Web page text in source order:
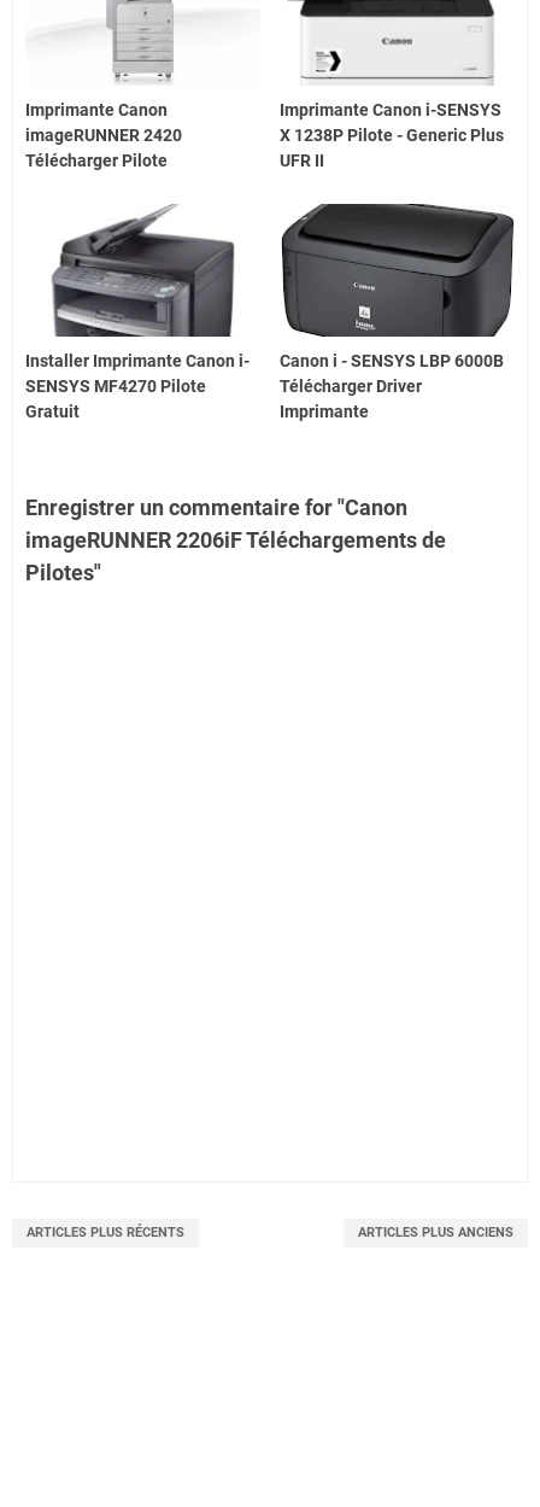
Imprimante Canon
imageRUNNER 2420
Télécharger Pilote
Imprimante Canon i-SENSYS
X 1238P Pilote - Generic Plus
UFR II
Installer Imprimante Canon i-
SENSYS MF4270 Pilote
Gratuit
Canon i - SENSYS LBP 6000B
Télécharger Driver
Imprimante
Enregistrer un commentaire for "Canon
imageRUNNER 2206iF Téléchargements de
Pilotes"
ARTICLES PLUS RÉCENTS ARTICLES PLUS ANCIENS